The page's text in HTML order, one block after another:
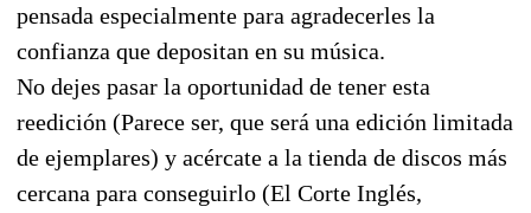
pensada especialmente para agradecerles la
confianza que depositan en su música.
No dejes pasar la oportunidad de tener esta
reedición (Parece ser, que será una edición limitada
de ejemplares) y acércate a la tienda de discos más
cercana para conseguirlo (El Corte Inglés,